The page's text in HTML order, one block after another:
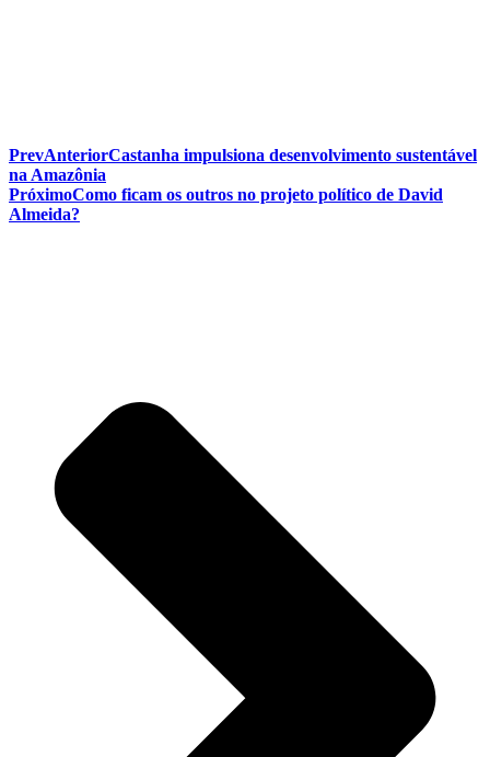
PrevAnteriorCastanha impulsiona desenvolvimento sustentável
na Amazônia
PróximoComo ficam os outros no projeto político de David
Almeida?